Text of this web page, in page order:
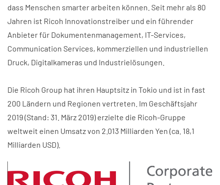
dass Menschen smarter arbeiten können. Seit mehr als 80
Jahren ist Ricoh Innovationstreiber und ein führender
Anbieter für Dokumentenmanagement, IT-Services,
Communication Services, kommerziellen und industriellen
Druck, Digitalkameras und Industrielösungen.
Die Ricoh Group hat ihren Hauptsitz in Tokio und ist in fast
200 Ländern und Regionen vertreten. Im Geschäftsjahr
2019 (Stand: 31. März 2019) erzielte die Ricoh-Gruppe
weltweit einen Umsatz von 2.013 Milliarden Yen (ca. 18,1
Milliarden USD).